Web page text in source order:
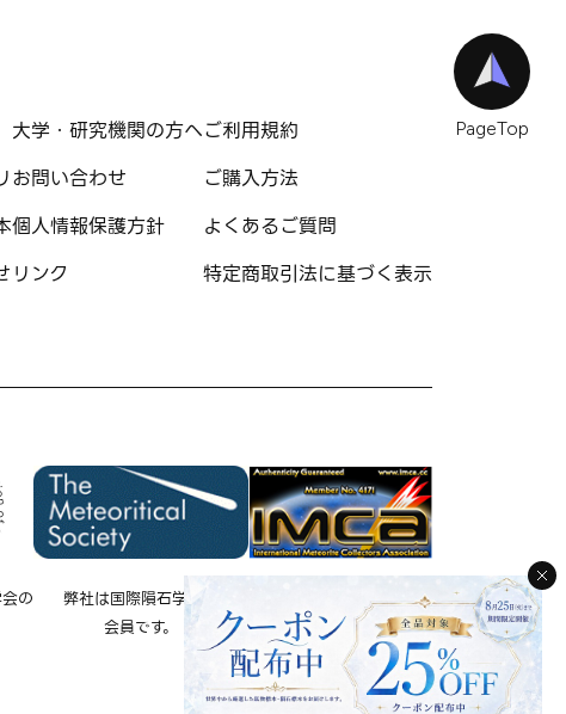
PageTop
大学・研究機関の方へ
お問い合わせ
個人情報保護方針
リンク
ご利用規約
ご購入方法
よくあるご質問
特定商取引法に基づく表示
の
弊社は国際隕石学会の
会員です。
弊社は国際隕石コレクタ
ー協会の会員です。
IMCA 会員 No.4171